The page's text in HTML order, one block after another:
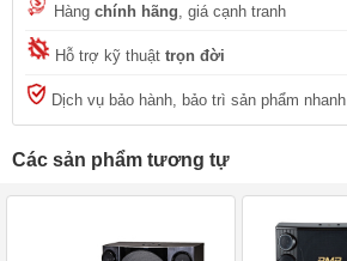
Hàng chính hãng , giá cạnh tranh
Hỗ trợ kỹ thuật trọn đời
Dịch vụ bảo hành, bảo trì sản phẩm nhanh
Các sản phẩm tương tự